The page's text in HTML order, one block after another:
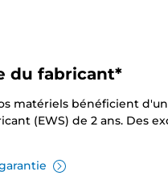
du fabricant*
matériels bénéficient
(EWS) de 2 ans. Des